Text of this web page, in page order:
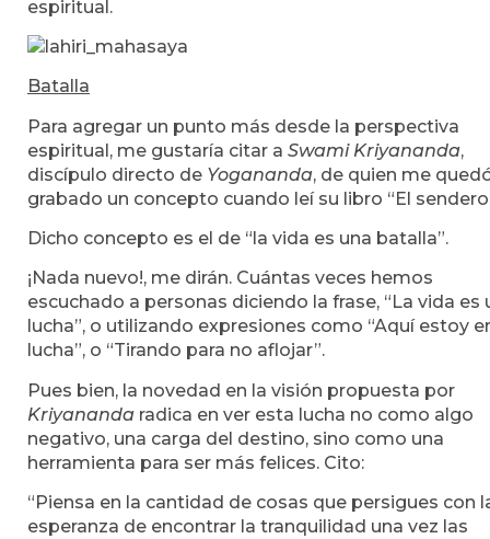
espiritual.
Batalla
Para agregar un punto más desde la perspectiva
espiritual, me gustaría citar a Swami Kriyananda,
discípulo directo de Yogananda, de quien me
grabado un concepto cuando leí su libro “El
Dicho concepto es el de “la vida es una batalla”.
¡Nada nuevo!, me dirán. Cuántas veces hemos
escuchado a personas diciendo la frase, “La vida es
lucha”, o utilizando expresiones como “Aquí estoy
lucha”, o “Tirando para no aflojar”.
Pues bien, la novedad en la visión propuesta por
Kriyananda radica en ver esta lucha no como algo
negativo, una carga del destino, sino como una
herramienta para ser más felices. Cito:
“Piensa en la cantidad de cosas que persigues con
esperanza de encontrar la tranquilidad una vez las